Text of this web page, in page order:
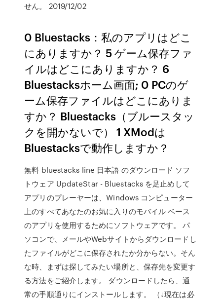
せん。 2019/12/02
0 Bluestacks：私のアプリはどこ
にありますか？ 5 ゲーム保存ファ
イルはどこにありますか？ 6
Bluestacksホーム画面; 0 PCのゲ
ーム保存ファイルはどこにありま
すか？ Bluestacks（ブルースタッ
クを開かないで） 1 XModは
Bluestacksで動作しますか？
無料 bluestacks line 日本語 のダウンロード ソフ
トウェア UpdateStar - Bluestacks を足止めして
アプリのプレーヤーは、Windows コンピューター
上のすべてあなたのお気に入りのモバイル ベース
のアプリを使用するためにソフトウェアです。 パ
ソコンで、メールやWebサイトからダウンロードし
たファイルがどこに保存されたか分からない。そん
な時、まずは探してみたい場所と、保存先を変更す
る方法をご紹介します。 ダウンロードしたら、通
常の手順通りにインストールします。 （↓現在は必